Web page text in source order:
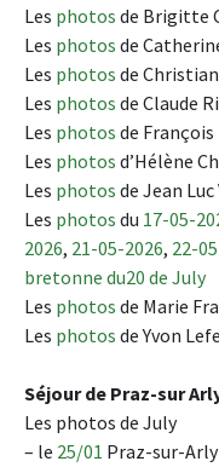
Les photos de Brigitte
Les photos de
Les photos de
Les photos de Claude
Les photos de François
Les photos d’Hélène
Les photos de Jean
Les photos du 17-05-
2026, 21-05-2026, 22-
bretonne du20 de July
Les photos de Marie
Les photos de Yvon
Séjour de Praz-sur
Les photos de July
– le 25/01 Praz-sur-Arly